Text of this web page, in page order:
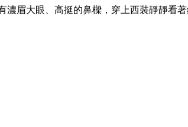
眉大眼、高挺的鼻樑，穿上西裝靜靜看